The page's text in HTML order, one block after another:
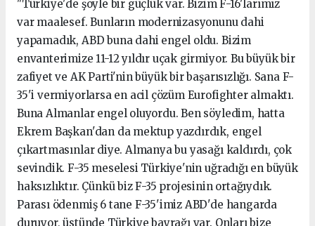
"Türkiye'de şöyle bir güçlük var. Bizim F-16'larımız
var maalesef. Bunların modernizasyonunu dahi
yapamadık, ABD buna dahi engel oldu. Bizim
envanterimize 11-12 yıldır uçak girmiyor. Bu büyük bir
zafiyet ve AK Parti'nin büyük bir başarısızlığı. Sana F-
35'i vermiyorlarsa en acil çözüm Eurofighter almaktı.
Buna Almanlar engel oluyordu. Ben söyledim, hatta
Ekrem Başkan'dan da mektup yazdırdık, engel
çıkartmasınlar diye. Almanya bu yasağı kaldırdı, çok
sevindik. F-35 meselesi Türkiye'nin uğradığı en büyük
haksızlıktır. Çünkü biz F-35 projesinin ortağıydık.
Parası ödenmiş 6 tane F-35'imiz ABD'de hangarda
duruyor, üstünde Türkiye bayrağı var. Onları bize